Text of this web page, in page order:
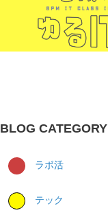
BLOG CATEGORY
ラボ活
テック